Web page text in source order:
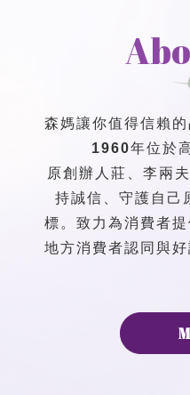
森媽讓你值得信賴
1960年位於
原創辦人莊、李兩
持誠信、守護自己
標。致力為消費者
地方消費者認同與